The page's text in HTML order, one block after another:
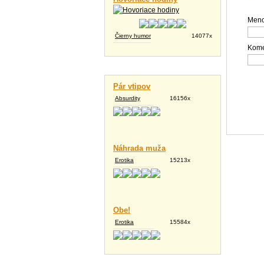
Čierny humor 14077x
Pár vtipov
Absurdity 16156x
Náhrada muža
Erotika 15213x
Obe!
Erotika 15584x